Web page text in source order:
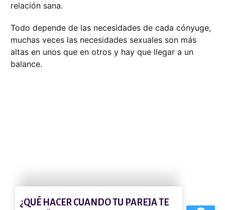
relación sana.
Todo depende de las necesidades de cada cónyuge,
muchas veces las necesidades sexuales son más
altas en unos que en otros y hay que llegar a un
balance.
¿QUÉ HACER CUANDO TU PAREJA TE